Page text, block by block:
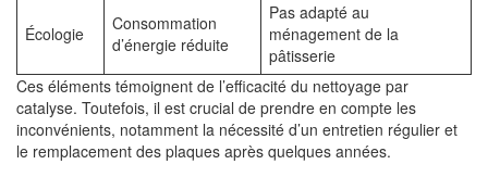
Écologie
Consommation
d’énergie réduite
Pas adapté au
ménagement de la
pâtisserie
Ces éléments témoignent de l’efficacité du nettoyage par
catalyse. Toutefois, il est crucial de prendre en compte les
inconvénients, notamment la nécessité d’un entretien régulier et
le remplacement des plaques après quelques années.